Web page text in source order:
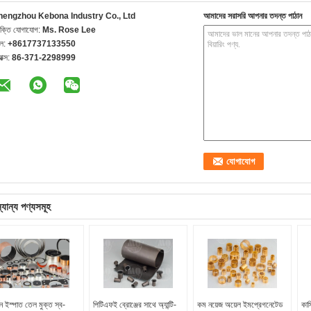
Kebona Industry Co., Ltd
যোগাযোগ: Ms. Rose Lee
+8617737133550
86-371-2298999
আমাদের সরাসরি আপনার তদন্ত পাঠান
পণ্যসমূহ
ইস্পাত তেল মুক্ত স্ব- পিটিএফই ব্রোঞ্জের সাথে অ্যান্টি- কম নয়েজ অয়েল ইমপ্রেগনেটেড